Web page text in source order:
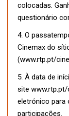
colocadas.
questionário
4. O
Cinemax do
(www.rtp.pt/
5. À data de
site
eletrónico para
participações.